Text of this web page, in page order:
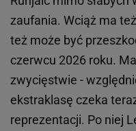
zaufania. Wciąż ma
też może być
czerwcu 2026 roku.
zwycięstwie -
ekstraklasę czeka
reprezentacji. Po niej